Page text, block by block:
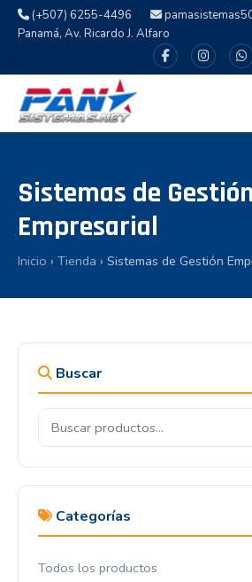
(+507) 6255-4496
Panamá, Av. Ricardo J. Alfaro
Sistemas de Gestión
Empresarial
Inicio › Tienda › Sistemas de Gestión
Buscar
Categorías
Todos los productos